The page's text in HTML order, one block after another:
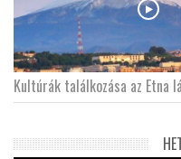
Kultúrák találkozása az Etna